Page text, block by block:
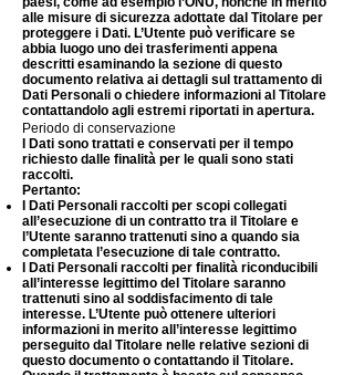
alle misure di sicurezza adottate dal Titolare per
proteggere i Dati. L’Utente può verificare se
abbia luogo uno dei trasferimenti appena
descritti esaminando la sezione di questo
documento relativa ai dettagli sul trattamento di
Dati Personali o chiedere informazioni al Titolare
contattandolo agli estremi riportati in apertura.
Periodo di conservazione
I Dati sono trattati e conservati per il tempo
richiesto dalle finalità per le quali sono stati
raccolti.
Pertanto:
I Dati Personali raccolti per scopi collegati
all’esecuzione di un contratto tra il Titolare e
l’Utente saranno trattenuti sino a quando sia
completata l’esecuzione di tale contratto.
I Dati Personali raccolti per finalità riconducibili
all’interesse legittimo del Titolare saranno
trattenuti sino al soddisfacimento di tale
interesse. L’Utente può ottenere ulteriori
informazioni in merito all’interesse legittimo
perseguito dal Titolare nelle relative sezioni di
questo documento o contattando il Titolare.